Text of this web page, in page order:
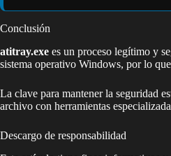
Conclusión
atitray.exe es un proceso legítimo y
sistema operativo Windows, por lo
La clave para mantener la seguridad
archivo con herramientas
Descargo de responsabilidad